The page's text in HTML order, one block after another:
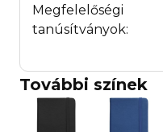
Megfelelőségi
tanúsítványok:
További színek